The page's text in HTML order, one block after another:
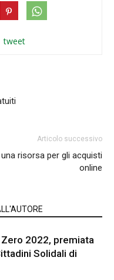
tweet
Articolo successivo
risorsa per gli acquisti
online
2022, premiata
Solidali di